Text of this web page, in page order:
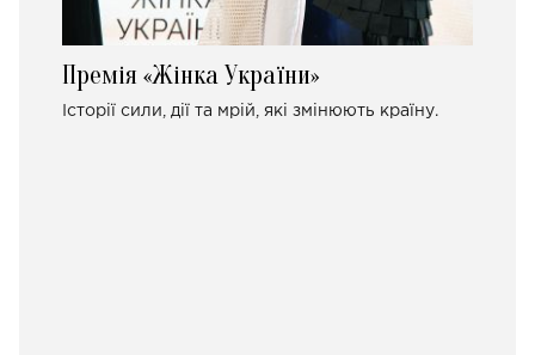
Премія «Жінка України»
Історії сили, дії та мрій, які змінюють країну.